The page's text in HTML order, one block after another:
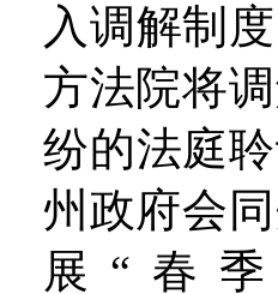
入调解制
方法院将
纷的法庭
州政府会
展“春